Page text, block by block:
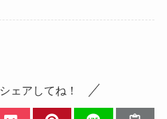
ェアしてね！